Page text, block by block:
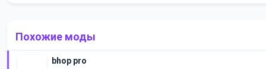
Похожие моды
bhop pro